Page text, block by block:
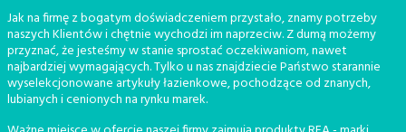
Jak na firmę z bogatym doświadczeniem przystało, znamy potrzeby
naszych Klientów i chętnie wychodzi im naprzeciw. Z dumą możemy
przyznać, że jesteśmy w stanie sprostać oczekiwaniom, nawet
najbardziej wymagających. Tylko u nas znajdziecie Państwo starannie
wyselekcjonowane artykuły łazienkowe, pochodzące od znanych,
lubianych i cenionych na rynku marek.